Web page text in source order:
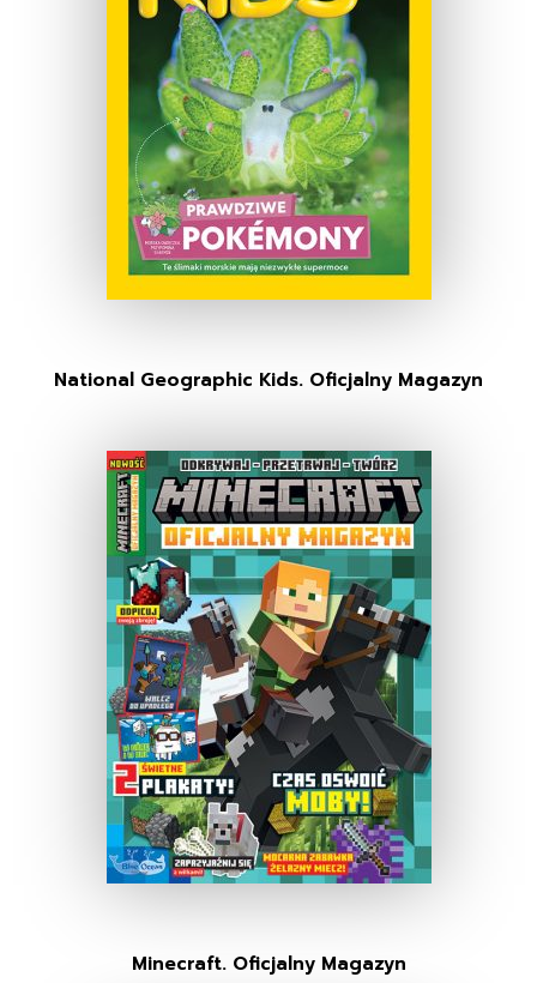
National Geographic Kids. Oficjalny Magazyn
Minecraft. Oficjalny Magazyn